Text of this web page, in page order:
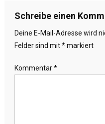
Schreibe einen
Deine E-Mail-Adresse wird
Felder sind mit*markiert
Kommentar*